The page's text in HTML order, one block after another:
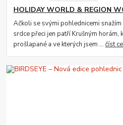
HOLIDAY WORLD & REGION
Ačkoli se svými pohlednicemi
srdce přeci jen patří Krušným horám,
prošlapané a ve kterých jsem ...číst